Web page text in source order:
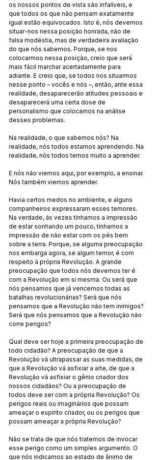
os nossos pontos de vista são infalíveis, e
que todos os que não pensam exatamente
igual estão equivocados. Isto é, nós devemos
situar-nos nessa posição honrada, não de
falsa modéstia, mas de verdadeira avaliação
do que nós sabemos. Porque, se nos
colocarmos nessa posição, creio que será
mais fácil marchar acertadamente para
adiante. E creio que, se todos nos situarmos
nesse ponto – vocês e nós –, então, ante essa
realidade, desaparecerão atitudes pessoais e
desaparecerá uma certa dose de
personalismo que colocamos na análise
desses problemas.
Na realidade, o que sabemos nós? Na
realidade, nós todos estamos aprendendo. Na
realidade, nós todos temos muito a aprender.
E nós não viemos aqui, por exemplo, a ensinar.
Nós também viemos aprender.
Havia certos medos no ambiente, e alguns
companheiros expressaram esses temores.
Na verdade, às vezes tínhamos a impressão
de estar sonhando um pouco, tínhamos a
impressão de não estar com os pés bem
sobre a terra. Porque, se alguma preocupação
nos embarga agora, se algum temor, é com
respeito à própria Revolução. A grande
preocupação que todos nós devemos ter é
com a Revolução em si mesma. Ou será que
nós pensamos que já vencemos todas as
batalhas revolucionárias? Será que nós
pensamos que a Revolução não tem inimigos?
Será que nós pensamos que a Revolução não
corre perigos?
Qual deve ser hoje a primeira preocupação de
todo cidadão? A preocupação de que a
Revolução vá ultrapassar as suas medidas, de
que a Revolução vá asfixiar a arte, de que a
Revolução vá asfixiar o gênio criador dos
nossos cidadãos? Ou a preocupação de
todos deve ser com a própria Revolução? Os
perigos reais ou imaginários que possam
ameaçar o espírito criador, ou os perigos que
possam ameaçar a própria Revolução?
Não se trata de que nós tratemos de invocar
esse perigo como um simples argumento. O
que nós indicamos ao estado de ânimo de